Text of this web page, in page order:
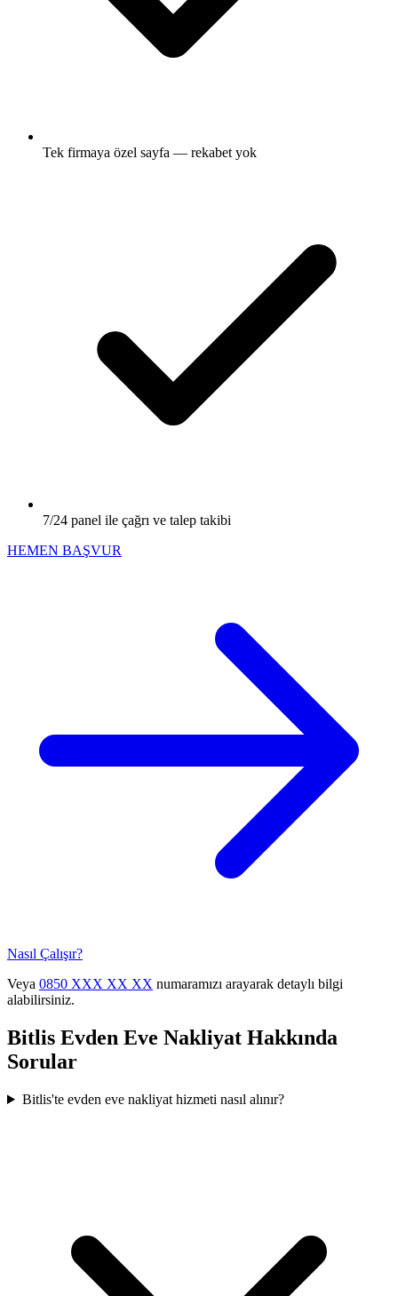
Tek firmaya özel sayfa — rekabet yok
7/24 panel ile çağrı ve talep takibi
HEMEN BAŞVUR
Nasıl Çalışır?
Veya 0850 XXX XX XX numaramızı arayarak detaylı bilgi
alabilirsiniz.
Bitlis Evden Eve Nakliyat Hakkında
Sorular
Bitlis'te evden eve nakliyat hizmeti nasıl alınır?